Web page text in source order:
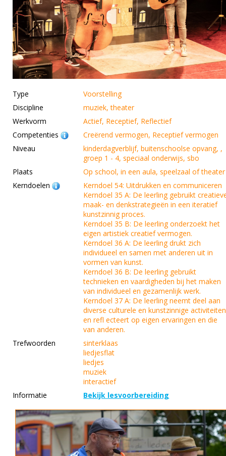
Type
Voorstelling
Discipline
muziek, theater
Werkvorm
Actief, Receptief, Reflectief
Competenties
Creërend vermogen, Receptief vermogen
Niveau
kinderdagverblijf, buitenschoolse opvang, ,
groep 1 - 4, speciaal onderwijs, sbo
Plaats
Op school, in een aula, speelzaal of theater
Kerndoelen
Kerndoel 54: Uitdrukken en communiceren
Kerndoel 35 A: De leerling gebruikt
maak- en denkstrategieën in een iteratief
kunstzinnig proces.
Kerndoel 35 B: De leerling onderzoekt het
eigen artistiek creatief vermogen.
Kerndoel 36 A: De leerling drukt zich
individueel en samen met anderen uit in
vormen van kunst.
Kerndoel 36 B: De leerling gebruikt
technieken en vaardigheden bij het maken
van individueel en gezamenlijk werk.
Kerndoel 37 A: De leerling neemt deel aan
diverse culturele en kunstzinnige activiteiten
en refl ecteert op eigen ervaringen en die
van anderen.
Trefwoorden
sinterklaas
liedjesflat
liedjes
muziek
interactief
Informatie
Bekijk lesvoorbereiding